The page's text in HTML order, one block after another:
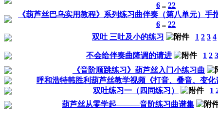
6 .. 22
《葫芦丝巴乌实用教程》系列练习曲伴奏（第八单元）手
6 .. 22
双吐 三吐及小的练习
1 2 3 4
不会给伴奏曲降调的请进 1 2 3
《音阶顺跳练习》葫芦丝入门小练习曲
呼和浩特韩胜利葫芦丝教学视频《打音、叠音、变
双吐练习一（四同练习）
1
葫芦丝从零学起———音阶练习曲谱集